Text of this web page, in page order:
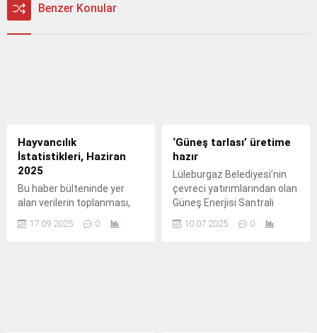
Benzer Konular
Hayvancılık
İstatistikleri, Haziran
2025
Bu haber bülteninde yer
alan verilerin toplanması,
hale getirilmesinden Tarım
17.09.2025 0
‘Güneş tarlası’ üretime
hazır
Lüleburgaz Belediyesi’nin
çevreci yatırımlarından olan
Güneş Enerjisi Santrali
enerjisinin bir kısmı
10.07.2025 0